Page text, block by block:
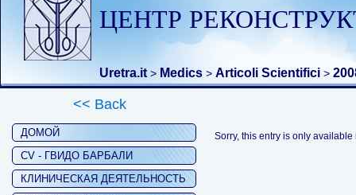
ЦЕНТР
Uretra.it > Medics > Articoli Scientifici >
<< Back
ДОМОЙ
CV - ГВИДО БАРБАЛИ
КЛИНИЧЕСКАЯ ДЕЯТЕЛЬНОСТЬ
Sorry, this entry is only